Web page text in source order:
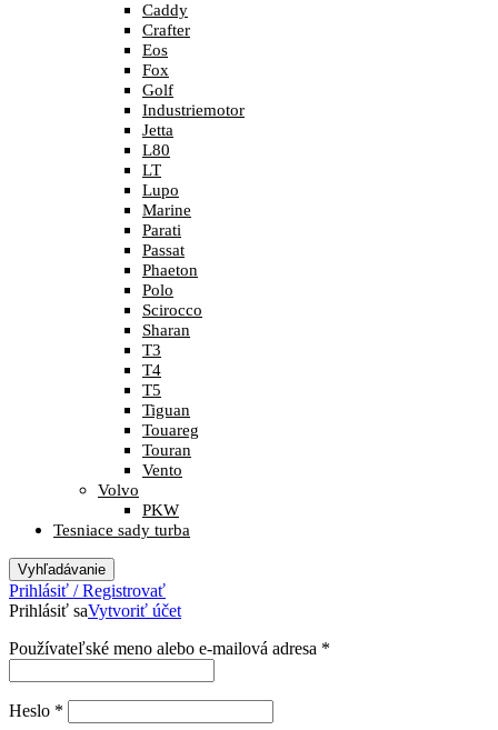
Caddy
Crafter
Eos
Fox
Golf
Industriemotor
Jetta
L80
LT
Lupo
Marine
Parati
Passat
Phaeton
Polo
Scirocco
Sharan
T3
T4
T5
Tiguan
Touareg
Touran
Vento
Volvo
PKW
Tesniace sady turba
Vyhľadávanie
Prihlásiť / Registrovať
Prihlásiť saVytvoriť účet
Používateľské meno alebo e-mailová adresa *
Heslo *